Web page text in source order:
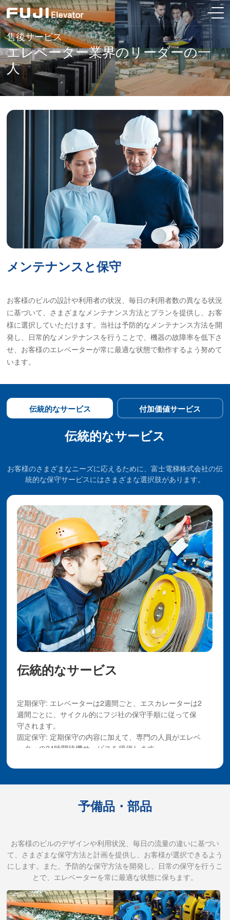
售後サービス
エレベーター業界のリーダーの一
人
メンテナンスと保守
お客様のビルの設計や利用者の状況、毎日の利用者数の異なる状況
に基づいて、さまざまなメンテナンス方法とプランを提供し、お客
様に選択していただけます。当社は予防的なメンテナンス方法を開
発し、日常的なメンテナンスを行うことで、機器の故障率を低下さ
せ、お客様のエレベーターが常に最適な状態で動作するよう努めて
います。
伝統的なサービス 付加価値サービス
伝統的なサービス
お客様のさまざまなニーズに応えるために、富士電梯株式会社の伝
統的な保守サービスにはさまざまな選択肢があります。
伝統的なサービス
定期保守: エレベーターは2週間ごと、エスカレーターは2
週間ごとに、サイクル的にフジ社の保守手順に従って保
守されます。
固定保守: 定期保守の内容に加えて、専門の人員がエレベ
ーターの24時間待機サービスを提供します。
定部品の交換に追加料金が発生しません。
パッケージメンテナンス：定期保守やポイント保守の内
プ、ケーブル、キャビンを除くすべての交換部品の費用
は追加で発生しません。エスカレーターでは、手すりベ
ーンを除くすべての交換部品の費用は追加で発生しませ
ん。
予備品・部品
お客様のビルのデザインや利用状況、毎日の流量の違いに基づい
て、さまざまな保守方法と計画を提供し、お客様が選択できるよう
にします。また、予防的な保守方法を開発し、日常の保守を行うこ
とで、エレベーターを常に最適な状態に保ちます。